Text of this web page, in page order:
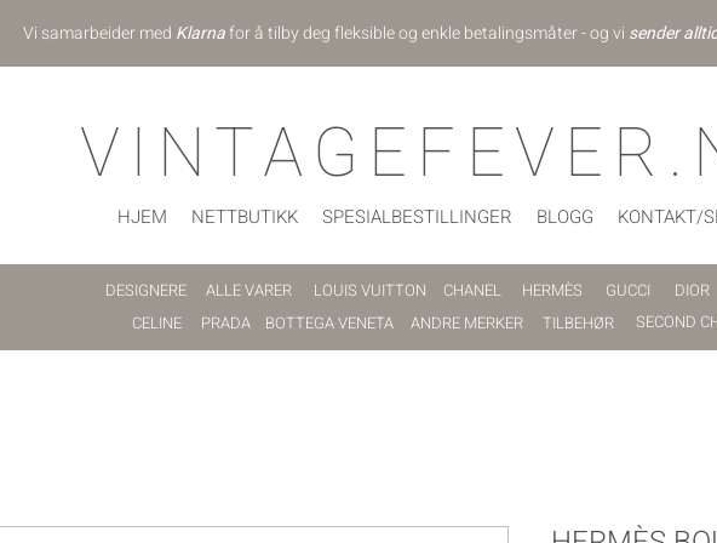
Vi samarbeider med Klarnafor å tilby deg fleksible og enkle betalingsmåter - og vi sender
HJEM NETTBUTIKK SPESIALBESTILLINGER BLOGG KONTAKT/
DESIGNERE ALLE VARER LOUIS VUITTON CHANEL HERMÈS GUCCI DIOR
CELINE
PRADA BOTTEGA VENETA ANDRE MERKER TILBEHØR SECOND